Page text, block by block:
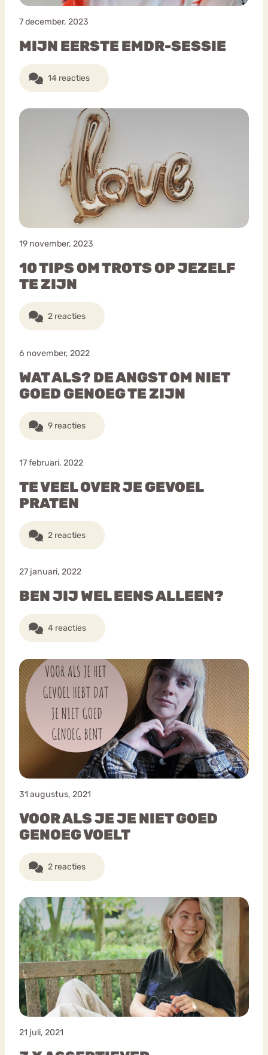
7 december, 2023
MIJN EERSTE EMDR-SESSIE
14 reacties
19 november, 2023
10 TIPS OM TROTS OP JEZELF
TE ZIJN
2 reacties
6 november, 2022
WAT ALS? DE ANGST OM NIET
GOED GENOEG TE ZIJN
9 reacties
17 februari, 2022
TE VEEL OVER JE GEVOEL
PRATEN
2 reacties
27 januari, 2022
BEN JIJ WEL EENS ALLEEN?
4 reacties
31 augustus, 2021
VOOR ALS JE JE NIET GOED
GENOEG VOELT
2 reacties
21 juli, 2021